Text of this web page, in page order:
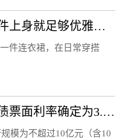
方便又时髦的连衣裙，一件上身就足够优雅，轻松穿出衣品
件连衣裙，在日常穿搭
华发综合发展10亿元公司债票面利率确定为3.37%
模为不超过10亿元（含10